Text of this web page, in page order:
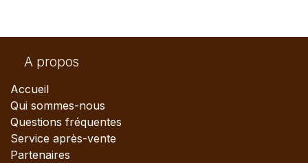
A propos
Accueil
Qui sommes-nous
Questions fréquentes
Service après-vente
Partenaires